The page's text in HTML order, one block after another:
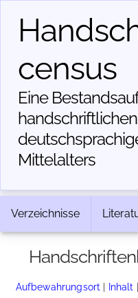
census
Eine
Mittelalters
Verzeichnisse
Aufbewahrungsort | Inhalt |